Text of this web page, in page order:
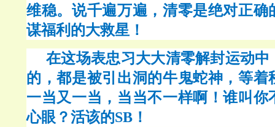
维稳。说千遍万遍，清零是绝对正确
谋福利的大救星！
在这场表忠习大大清零解封运动
的，都是被引出洞的牛鬼蛇神，等着
一当又一当，当当不一样啊！谁叫你
心眼？活该的SB！